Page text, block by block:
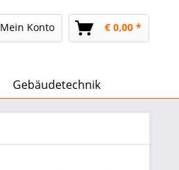
Mein Konto € 0,00 *
Gebäudetechnik